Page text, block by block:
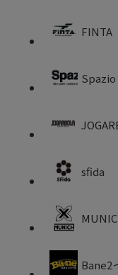
FINTA
Spazio
sfida
Bane2